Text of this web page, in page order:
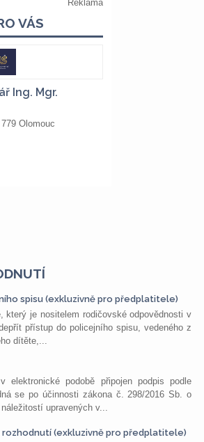
spisu (exkluzivně pro předplatitele)
který je nositelem rodičovské odpovědnosti v
přístup do policejního spisu, vedeného z
dítěte,...
elektronické podobě připojen podpis podle
se po účinnosti zákona č. 298/2016 Sb. o
upravených v...
rozhodnutí (exkluzivně pro předplatitele)